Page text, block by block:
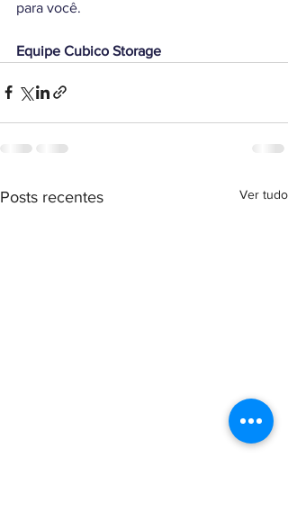
para você.
Equipe Cubico Storage
Posts recentes Ver tudo